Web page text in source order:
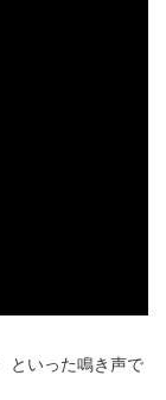
といった鳴き声で